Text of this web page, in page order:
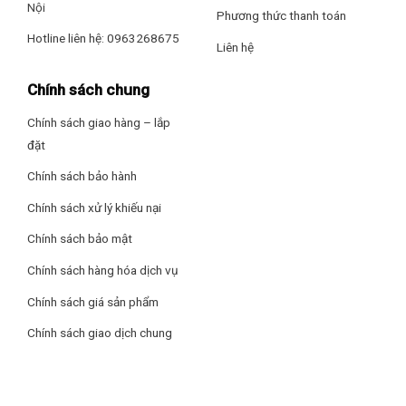
Kích thước dàn nóng: Dài 80.5 cm – Cao 55.4 cm – Dày 33 cm
Dòng điện hoạt động: 1 pha
Hãng: Funiki.
Nội
Hotline liên hệ: 0963268675
Phương thức thanh toán
Liên hệ
Chính sách chung
Chính sách giao hàng – lắp
đặt
Chính sách bảo hành
Chính sách xử lý khiếu nại
Chính sách bảo mật
Chính sách hàng hóa dịch vụ
Chính sách giá sản phẩm
Chính sách giao dịch chung